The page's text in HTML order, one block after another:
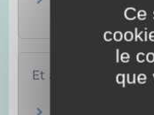
loi de 1948 ?
Et aussi
Ce
le
que